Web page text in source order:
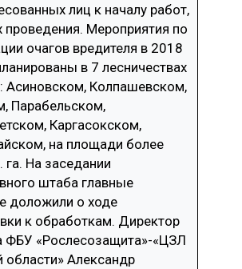
лиц к началу работ,
проведения. Мероприятия по
очагов вредителя в 2018
в 7 лесничествах
Асиновском, Колпашевском,
Парабельском,
Каргасокском,
на площади более
га. На заседании
штаба главные
доложили о ходе
к обработкам. Директор
ФБУ «Рослесозащита»-«ЦЗЛ
области» Александр